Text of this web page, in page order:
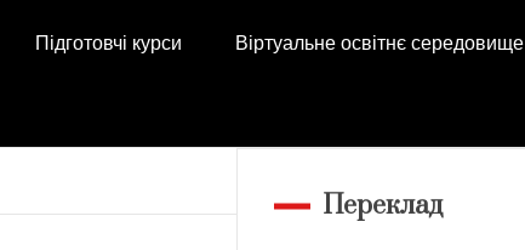
Підготовчі курси Віртуальне освітнє середовище
Переклад